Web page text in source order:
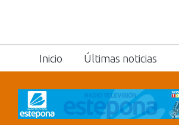
Inicio Últimas noticias